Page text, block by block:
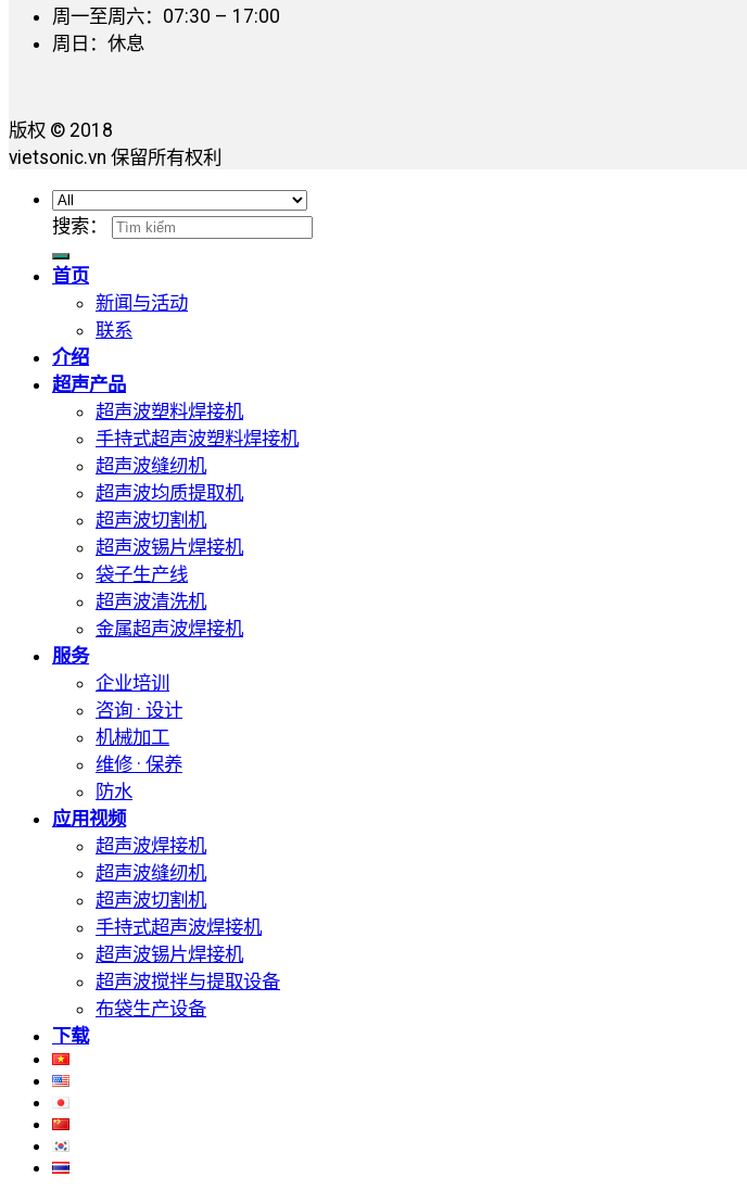
周一至周六：07:30 – 17:00
周日：休息
版权 © 2018
vietsonic.vn 保留所有权利
搜索：
首页
新闻与活动
联系
介绍
超声产品
超声波塑料焊接机
手持式超声波塑料焊接机
超声波缝纫机
超声波均质提取机
超声波切割机
超声波锡片焊接机
袋子生产线
超声波清洗机
金属超声波焊接机
服务
企业培训
咨询 · 设计
机械加工
维修 · 保养
防水
应用视频
超声波焊接机
超声波缝纫机
超声波切割机
手持式超声波焊接机
超声波锡片焊接机
超声波搅拌与提取设备
布袋生产设备
下载